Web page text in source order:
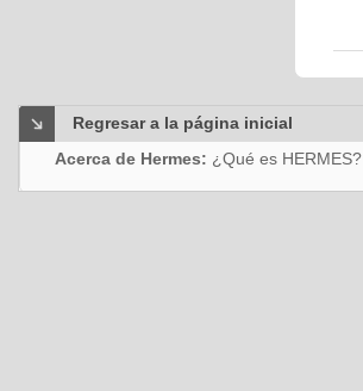
Regresar a la página inicial
Acerca de Hermes: ¿Qué es HERMES?